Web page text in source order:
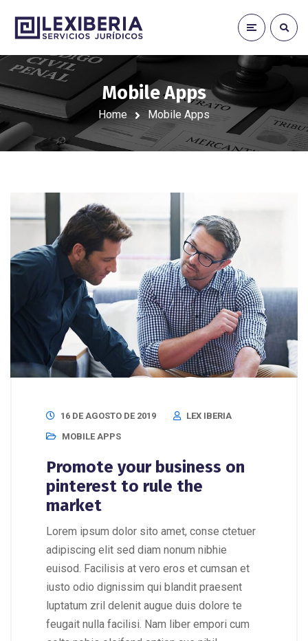
Mobile Apps
Home Mobile Apps
16 DE AGOSTO DE 2019
LEX IBERIA
MOBILE APPS
Promote your business on
pinterest to rule the
market
Lorem ipsum dolor sito amet, conse ctetuer
adipiscing elit sed diam nonum nibhie
euisod. Facilisis at vero eros et cumsan et
iusto odio dignissim qui blandit praesent
luptatum zril delenit augue duis dolore te
feugait nulla facilisi. Nam liber empori cum